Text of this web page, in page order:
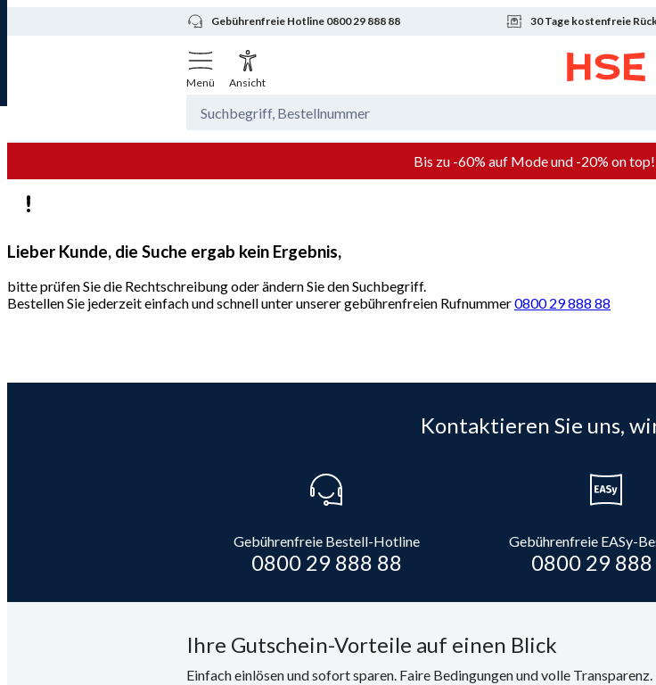
Gebührenfreie Hotline 0800 29 888 88 30 Tage kostenfreie
Menü Ansicht
Bis zu -60% auf Mode und -20% on top!
Lieber Kunde, die Suche ergab kein Ergebnis,
bitte prüfen Sie die Rechtschreibung oder ändern Sie den Suchbegriff.
Bestellen Sie jederzeit einfach und schnell unter unserer gebührenfreien Rufnummer0800 29 888 88
Kontaktieren Sie uns,
Gebührenfreie Bestell-Hotline
0800 29 888 88
Gebührenfreie EASy-
0800 29
Ihre Gutschein-Vorteile auf einen Blick
Einfach einlösen und sofort sparen. Faire Bedingungen und volle Transparenz.